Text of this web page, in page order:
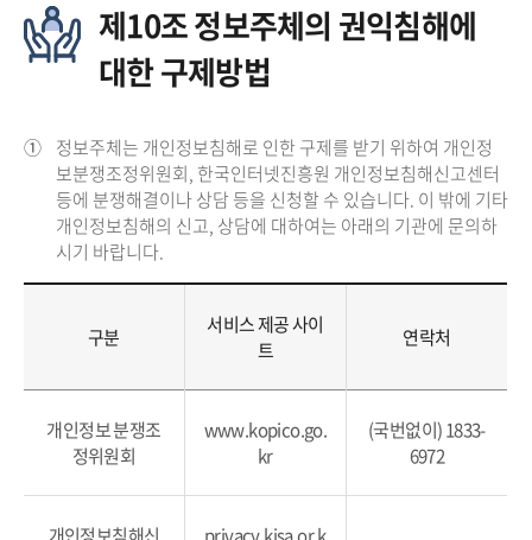
제10조 정보주체의 권익침해에
대한 구제방법
① 정보주체는 개인정보침해로 인한 구제를 받기 위하여 개인정
보분쟁조정위원회, 한국인터넷진흥원 개인정보침해신고센터
등에 분쟁해결이나 상담 등을 신청할 수 있습니다. 이 밖에 기타
개인정보침해의 신고, 상담에 대하여는 아래의 기관에 문의하
시기 바랍니다.
구분
서비스 제공 사이
트
연락처
개인정보 분쟁조
정위원회
www.kopico.go.
kr
(국번없이) 1833-
6972
개인정보침해신 privacy.kisa.or.k